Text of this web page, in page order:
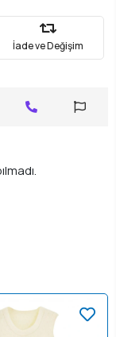
İade ve Değişim